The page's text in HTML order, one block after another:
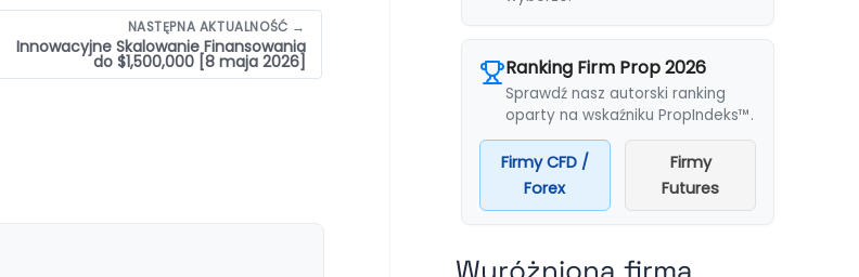
NASTĘPNA AKTUALNOŚĆ →
Innowacyjne Skalowanie Finansowania
do $1,500,000 [8 maja 2026] Ranking Firm Prop 2026
Sprawdź nasz autorski ranking
oparty na wskaźniku PropIndeks™.
Firmy CFD /
Forex
Firmy
Futures